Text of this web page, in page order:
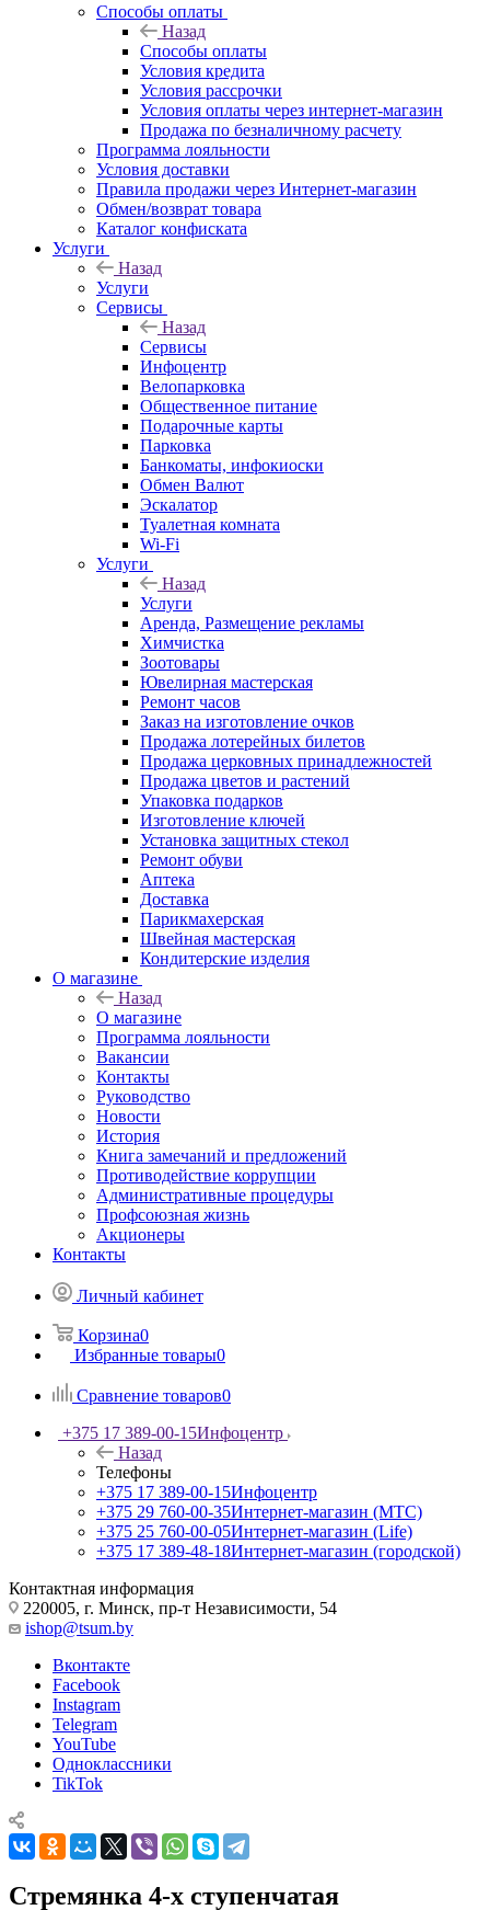
Способы оплаты
Назад
Способы оплаты
Условия кредита
Условия рассрочки
Условия оплаты через интернет-магазин
Продажа по безналичному расчету
Программа лояльности
Условия доставки
Правила продажи через Интернет-магазин
Обмен/возврат товара
Каталог конфиската
Услуги
Назад
Услуги
Сервисы
Назад
Сервисы
Инфоцентр
Велопарковка
Общественное питание
Подарочные карты
Парковка
Банкоматы, инфокиоски
Обмен Валют
Эскалатор
Туалетная комната
Wi-Fi
Услуги
Назад
Услуги
Аренда, Размещение рекламы
Химчистка
Зоотовары
Ювелирная мастерская
Ремонт часов
Заказ на изготовление очков
Продажа лотерейных билетов
Продажа церковных принадлежностей
Продажа цветов и растений
Упаковка подарков
Изготовление ключей
Установка защитных стекол
Ремонт обуви
Аптека
Доставка
Парикмахерская
Швейная мастерская
Кондитерские изделия
О магазине
Назад
О магазине
Программа лояльности
Вакансии
Контакты
Руководство
Новости
История
Книга замечаний и предложений
Противодействие коррупции
Административные процедуры
Профсоюзная жизнь
Акционеры
Контакты
Личный кабинет
Корзина0
Избранные товары0
Сравнение товаров0
+375 17 389-00-15Инфоцентр
Назад
Телефоны
+375 17 389-00-15Инфоцентр
+375 29 760-00-35Интернет-магазин (МТС)
+375 25 760-00-05Интернет-магазин (Life)
+375 17 389-48-18Интернет-магазин (городской)
Контактная информация
220005, г. Минск, пр-т Независимости, 54
ishop@tsum.by
Вконтакте
Facebook
Instagram
Telegram
YouTube
Одноклассники
TikTok
Стремянка 4-х ступенчатая